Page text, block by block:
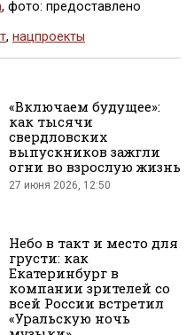
, фото: предоставлено
, нацпроекты
«Включаем будущее»:
как тысячи
свердловских
выпускников зажгли
огни во взрослую жизнь
27 июня 2026, 12:50
Небо в такт и место для
грусти: как
Екатеринбург в
компании зрителей со
всей России встретил
«Уральскую ночь